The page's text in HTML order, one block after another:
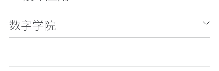
数字学院